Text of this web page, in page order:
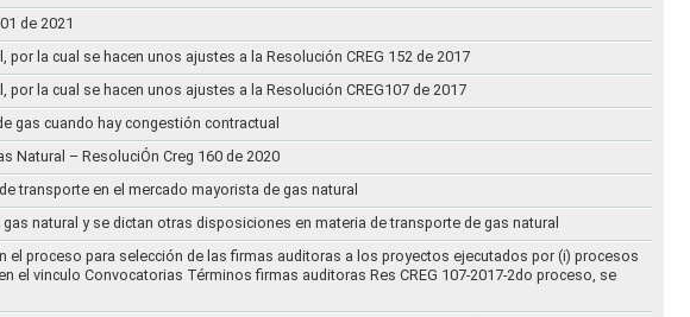
de 2021
la cual se hacen unos ajustes a la Resolución CREG 152 de 2017
la cual se hacen unos ajustes a la Resolución CREG107 de 2017
gas cuando hay congestión contractual
Natural – ResoluciÓn Creg 160 de 2020
transporte en el mercado mayorista de gas natural
natural y se dictan otras disposiciones en materia de transporte de gas natural
proceso para selección de las firmas auditoras a los proyectos ejecutados por (i) procesos
el vinculo Convocatorias Términos firmas auditoras Res CREG 107-2017-2do proceso, se